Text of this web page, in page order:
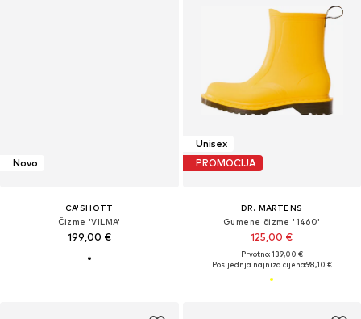
Novo
CA'SHOTT
Čizme 'VILMA'
199,00 €
Unisex
PROMOCIJA
DR. MARTENS
Gumene čizme '1460'
125,00 €
Prvotno: 139,00 €
Posljednja najniža cijena:98,10 €